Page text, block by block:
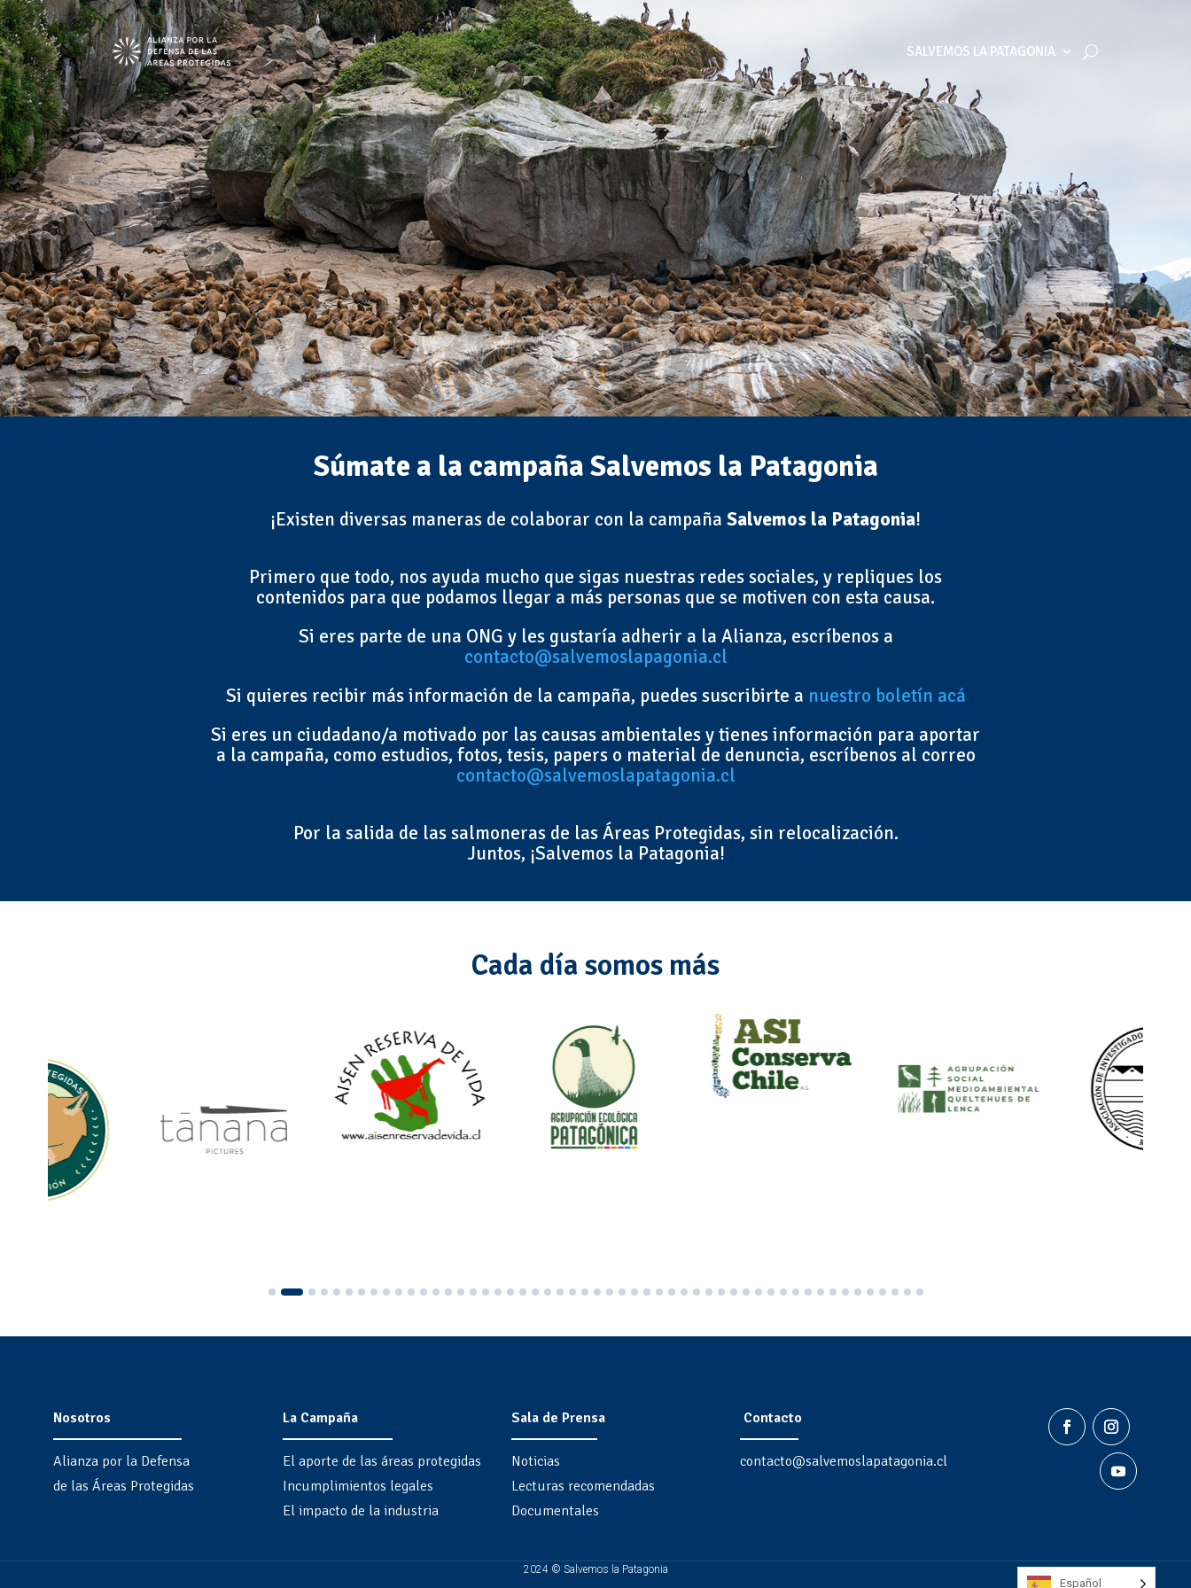
SALVEMOS LA PATAGONIA
Súmate a la campaña Salvemos la Patagonia
¡Existen diversas maneras de colaborar con la campaña Salvemos la Patagonia!
Primero que todo, nos ayuda mucho que sigas nuestras redes sociales, y repliques los
contenidos para que podamos llegar a más personas que se motiven con esta causa.
Si eres parte de una ONG y les gustaría adherir a la Alianza, escríbenos a
contacto@salvemoslapagonia.cl
Si quieres recibir más información de la campaña, puedes suscribirte a nuestro boletín acá
Si eres un ciudadano/a motivado por las causas ambientales y tienes información para aportar
a la campaña, como estudios, fotos, tesis, papers o material de denuncia, escríbenos al correo
contacto@salvemoslapatagonia.cl
Por la salida de las salmoneras de las Áreas Protegidas, sin relocalización.
Juntos, ¡Salvemos la Patagonia!
Cada día somos más
Nosotros
Alianza por la Defensa
de las Áreas Protegidas
La Campaña
El aporte de las áreas protegidas
Incumplimientos legales
El impacto de la industria
Sala de Prensa
Noticias
Lecturas recomendadas
Documentales
Contacto
contacto@salvemoslapatagonia.cl
2024 © Salvemos la Patagonia
Español